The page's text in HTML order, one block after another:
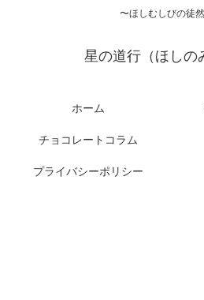
〜ほしむしびの徒
星の道行（ほしの
ホーム
チョコレートコラム
プライバシーポリシー